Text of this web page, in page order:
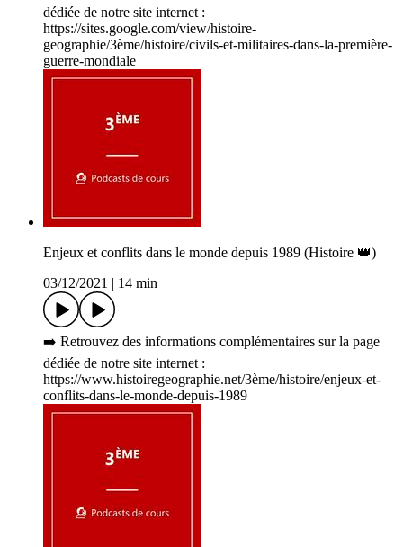
dédiée de notre site internet :
https://sites.google.com/view/histoire-
geographie/3ème/histoire/civils-et-militaires-dans-la-première-
guerre-mondiale
Enjeux et conflits dans le monde depuis 1989 (Histoire 👑)
03/12/2021
14 min
➡️ Retrouvez des informations complémentaires sur la page
dédiée de notre site internet :
https://www.histoiregeographie.net/3ème/histoire/enjeux-et-
conflits-dans-le-monde-depuis-1989